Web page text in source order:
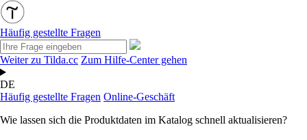
Häufig gestellte Fragen
Weiter zu Tilda.cc Zum Hilfe-Center gehen
DE
Häufig gestellte Fragen Online-Geschäft
Wie lassen sich die Produktdaten im Katalog schnell aktualisieren?